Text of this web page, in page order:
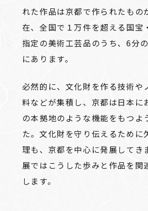
れた作品は京都で作られたもの
在、全国で１万件を超える国宝
指定の美術工芸品のうち、6分
にあります。
必然的に、文化財を作る技術や
料などが集積し、京都は日本に
の本拠地のような機能をもつよ
た。文化財を守り伝えるために
理も、京都を中心に発展してき
展ではこうした歩みと作品を関
します。